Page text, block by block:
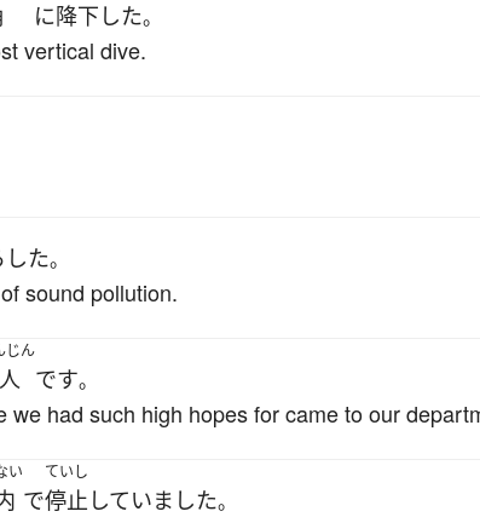
に降下 した。
vertical dive.
した。
sound pollution.
じん
です。
had such high hopes for came to our
い
で
ていし
停止 していました。